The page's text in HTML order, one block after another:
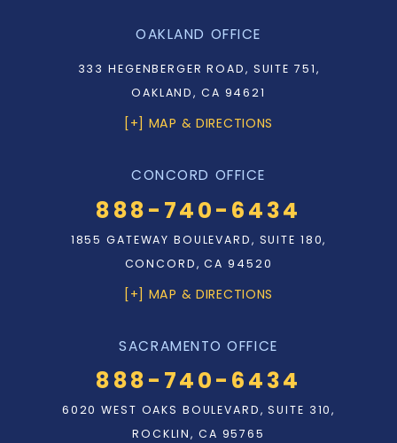
OAKLAND OFFICE
333 HEGENBERGER ROAD, SUITE 751,
OAKLAND, CA 94621
[+] MAP & DIRECTIONS
CONCORD OFFICE
888-740-6434
1855 GATEWAY BOULEVARD, SUITE 180,
CONCORD, CA 94520
[+] MAP & DIRECTIONS
SACRAMENTO OFFICE
888-740-6434
6020 WEST OAKS BOULEVARD, SUITE 310,
ROCKLIN, CA 95765